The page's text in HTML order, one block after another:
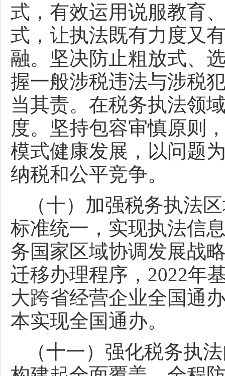
式，有效运用说服教育
式，让执法既有力度又
融。坚决防止粗放式、
握一般涉税违法与涉税
当其责。在税务执法领
度。坚持包容审慎原则
模式健康发展，以问题
纳税和公平竞争。
（十）加强税务执法
标准统一，实现执法信
务国家区域协调发展战
迁移办理程序，2022年
大跨省经营企业全国通
本实现全国通办。
（十一）强化税务执